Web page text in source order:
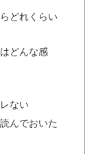
どれくらい
どんな感
ない
んでおいた